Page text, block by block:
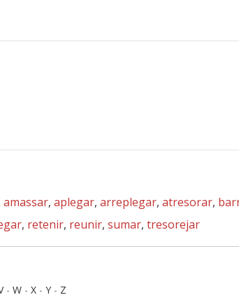
amassar, aplegar, arreplegar, atresorar,
, retenir, reunir, sumar, tresorejar
- W - X - Y - Z